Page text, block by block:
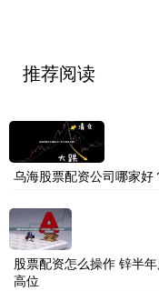
推荐阅读
乌海股票配资公司哪家
股票配资怎么操作 锌半
高位